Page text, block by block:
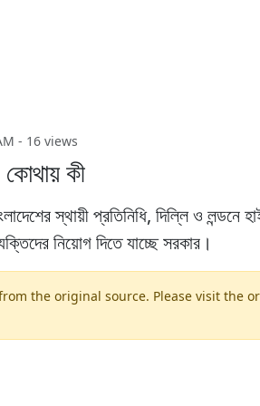
- 16 views
কোথায় কী
স্থায়ী প্রতিনিধি, দিল্লি ও লন্ডনে
নিয়োগ দিতে যাচ্ছে সরকার।
the original source. Please visit the